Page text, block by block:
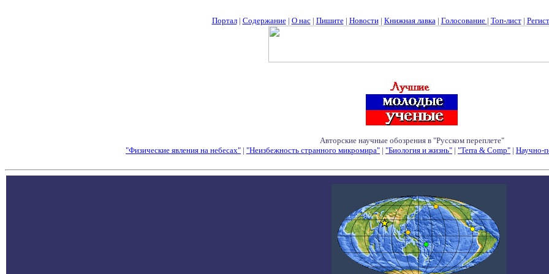
Портал| Содержание| О нас| Пишите| Новости| Книжная лавка| Голосование | Топ-лист|
Авторские научные обозрения в "Русском переплете"
"Физические явления на небесах" | "Неизбежность странного микромира" | "Биология и жизнь" | "Terra & Comp" | Научно-